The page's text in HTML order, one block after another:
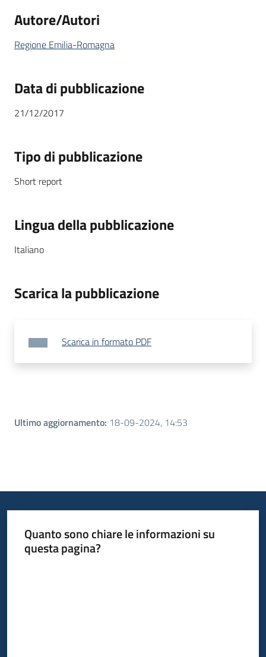
Autore/Autori
Regione Emilia-Romagna
Data di pubblicazione
21/12/2017
Tipo di pubblicazione
Short report
Lingua della pubblicazione
Italiano
Scarica la pubblicazione
Scarica in formato PDF
Ultimo aggiornamento: 18-09-2024, 14:53
Quanto sono chiare le informazioni su
questa pagina?